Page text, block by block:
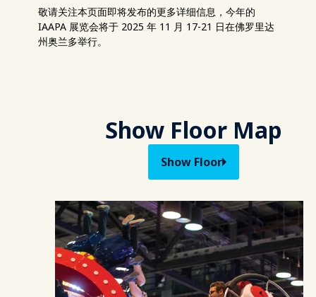
敬请关注本页面即将发布的更多详细信息，今年的
IAAPA 展览会将于 2025 年 11 月 17-21 日在佛罗里达
州奥兰多举行。
Show Floor Map
Show Floor